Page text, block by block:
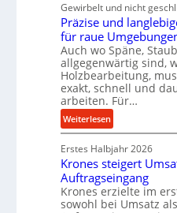
t
t
e
l
s
t
a
n
d
a
s
c
h
a
l
s
e
n
s
o
r
e
u
g
e
l
g
e
w
i
n
e
t
r
i
Gewirbelt und nicht
Präzise und
für raue
Auch wo Späne,
allgegenwärtig sind,
Holzbearbeitung,
exakt, schnell und
arbeiten. Für…
Weiterlesen:
P
r
ä
z
i
s
Erstes Halbjahr 2026
Krones steigert
Auftragseingang
Krones erzielte im
sowohl bei Umsatz